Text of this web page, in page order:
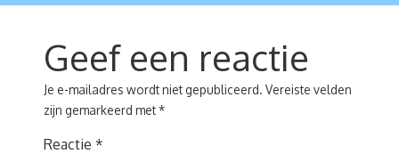
Geef een reactie
Je e-mailadres wordt niet gepubliceerd. Vereiste velden
zijn gemarkeerd met*
Reactie *